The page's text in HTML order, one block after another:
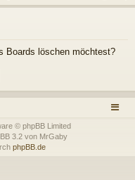
de
s
ru
el
n
rie
u
Boards löschen möchtest?
© phpBB Limited
3.2 von MrGaby
phpBB.de